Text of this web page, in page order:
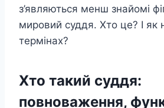
з’являються менш знайомі
мировий суддя. Хто це? І як
термінах?
Хто такий суддя:
повноваження,